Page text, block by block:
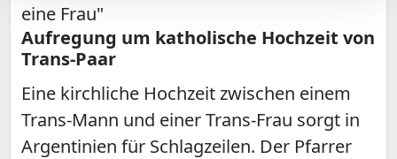
eine Frau"
Aufregung um katholische Hochzeit von
Trans-Paar
Eine kirchliche Hochzeit zwischen einem
Trans-Mann und einer Trans-Frau sorgt in
Argentinien für Schlagzeilen. Der Pfarrer